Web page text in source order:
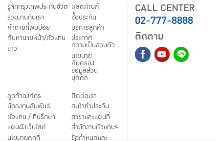
รู้จักกรุงเทพประกันชีวิต
ร่วมงานกับเรา
คำถามที่พบบ่อย
ค้นหานายหน้า/ตัวแทน
ข่าว
ผลิตภัณฑ์
ชื้อประกัน
บริการลูกค้า
ประกาศ
ความเป็นส่วนตัว
นโยบาย
คุ้มครอง
ข้อมูลส่วน
บุคคล
ลูกค้าองค์กร
นักลงทุนสัมพันธ์
ตัวแทน / ที่ปรึกษา
แผนผังเว็บไซต์
นโยบายคุกกี้
ติดต่อเรา
สนใจทำประกัน
สาขาและแผนที่
สำนักงานตัวแทนฯ
ข้อกำหนดและ
CALL CENTER
02-777-8888
ติดตาม